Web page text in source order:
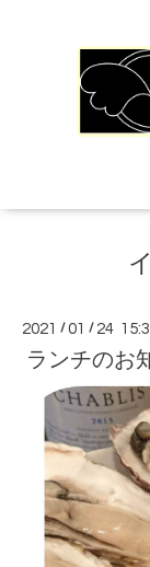
2021 /01 / 24
ランチのお